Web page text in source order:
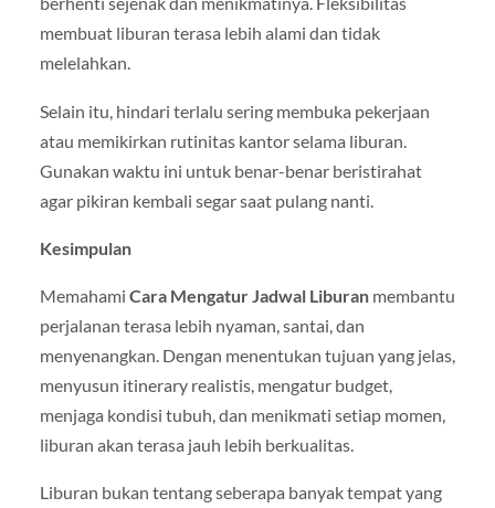
membuat liburan terasa lebih alami dan tidak
melelahkan.
Selain itu, hindari terlalu sering membuka pekerjaan
atau memikirkan rutinitas kantor selama liburan.
Gunakan waktu ini untuk benar-benar beristirahat
agar pikiran kembali segar saat pulang nanti.
Kesimpulan
Memahami Cara Mengatur Jadwal Liburanmembantu
perjalanan terasa lebih nyaman, santai, dan
menyenangkan. Dengan menentukan tujuan yang jelas,
menyusun itinerary realistis, mengatur budget,
menjaga kondisi tubuh, dan menikmati setiap momen,
liburan akan terasa jauh lebih berkualitas.
Liburan bukan tentang seberapa banyak tempat yang